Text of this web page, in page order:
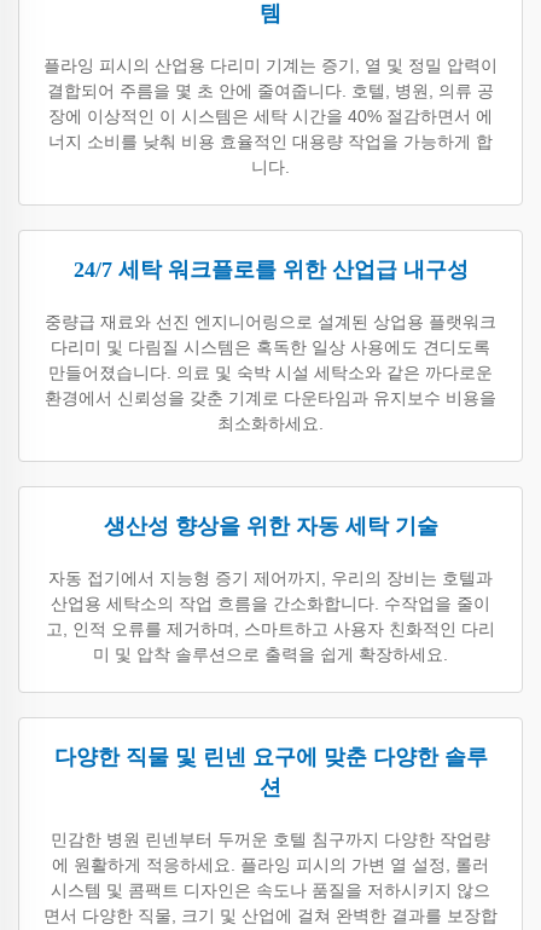
템
플라잉 피시의 산업용 다리미 기계는 증기, 열 및 정밀 압력이
결합되어 주름을 몇 초 안에 줄여줍니다. 호텔, 병원, 의류 공
장에 이상적인 이 시스템은 세탁 시간을 40% 절감하면서 에
너지 소비를 낮춰 비용 효율적인 대용량 작업을 가능하게 합
니다.
24/7 세탁 워크플로를 위한 산업급 내구성
중량급 재료와 선진 엔지니어링으로 설계된 상업용 플랫워크
다리미 및 다림질 시스템은 혹독한 일상 사용에도 견디도록
만들어졌습니다. 의료 및 숙박 시설 세탁소와 같은 까다로운
환경에서 신뢰성을 갖춘 기계로 다운타임과 유지보수 비용을
최소화하세요.
생산성 향상을 위한 자동 세탁 기술
자동 접기에서 지능형 증기 제어까지, 우리의 장비는 호텔과
산업용 세탁소의 작업 흐름을 간소화합니다. 수작업을 줄이
고, 인적 오류를 제거하며, 스마트하고 사용자 친화적인 다리
미 및 압착 솔루션으로 출력을 쉽게 확장하세요.
다양한 직물 및 린넨 요구에 맞춘 다양한 솔루
션
민감한 병원 린넨부터 두꺼운 호텔 침구까지 다양한 작업량
에 원활하게 적응하세요. 플라잉 피시의 가변 열 설정, 롤러
시스템 및 콤팩트 디자인은 속도나 품질을 저하시키지 않으
면서 다양한 직물, 크기 및 산업에 걸쳐 완벽한 결과를 보장합